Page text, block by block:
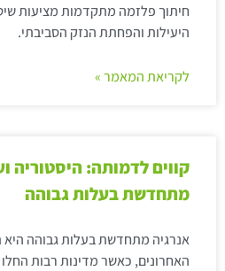
חיתוך פלזמה מתקדמות מציעות
היעילות והפחתת הנזק הסביבתי.
לקריאת המאמר »
קווים לדמותה: היסטוריה
מתחדשת בעלות גבוהה
אנרגיה מתחדשת בעלות גבוהה
האחרונים, כאשר מדינות רבות